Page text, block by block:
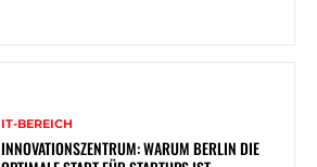
IT-BEREICH
INNOVATIONSZENTRUM: WARUM BERLIN DIE